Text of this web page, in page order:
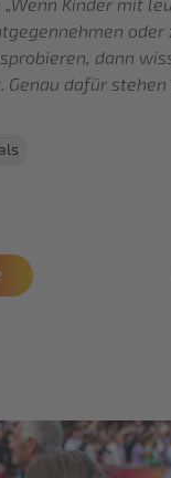
Kinder mit
dann
Genau dafür stehen